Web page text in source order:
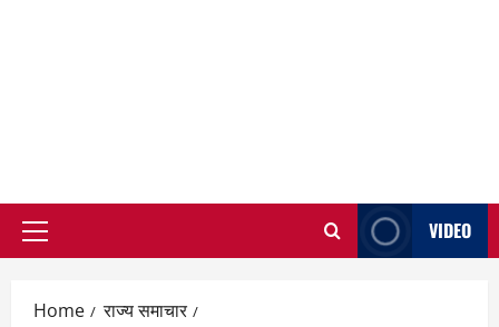
Primary
VIDEO
Home
राज्य समाचार